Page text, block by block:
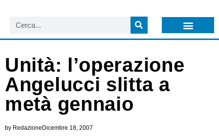
Unità: l’operazione
Angelucci slitta a
metà gennaio
by Redazione Dicembre 18, 2007